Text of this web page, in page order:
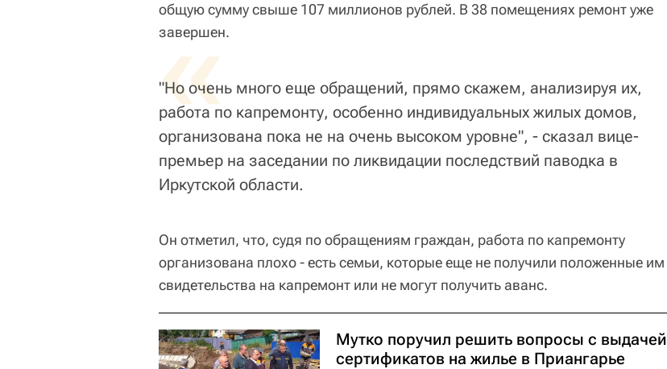
общую сумму свыше 107 миллионов рублей. В 38 помещениях ремонт уже
завершен.
«
"Но очень много еще обращений, прямо скажем, анализируя их,
работа по капремонту, особенно индивидуальных жилых домов,
организована пока не на очень высоком уровне", - сказал вице-
премьер на заседании по ликвидации последствий паводка в
Иркутской области.
Он отметил, что, судя по обращениям граждан, работа по капремонту
организована плохо - есть семьи, которые еще не получили положенные им
свидетельства на капремонт или не могут получить аванс.
Мутко поручил решить вопросы с выдачей
сертификатов на жилье в Приангарье